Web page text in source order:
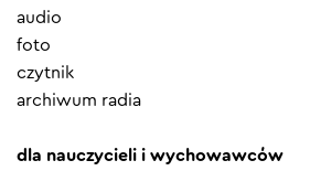
audio
foto
czytnik
archiwum radia
dla nauczycieli i wychowawców